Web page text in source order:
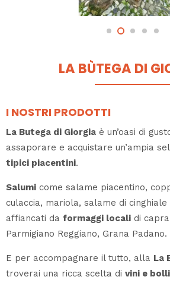
LA BÙTEGA DI
I NOSTRI PRODOTTI
La Butega di Giorgia è un’oasi di
assaporare e acquistare un’ampia
tipici piacentini.
Salumi come salame piacentino,
culaccia, mariola, salame di
affiancati da formaggi locali di
Parmigiano Reggiano, Grana Padano.
E per accompagnare il tutto, alla La
troverai una ricca scelta di vini e